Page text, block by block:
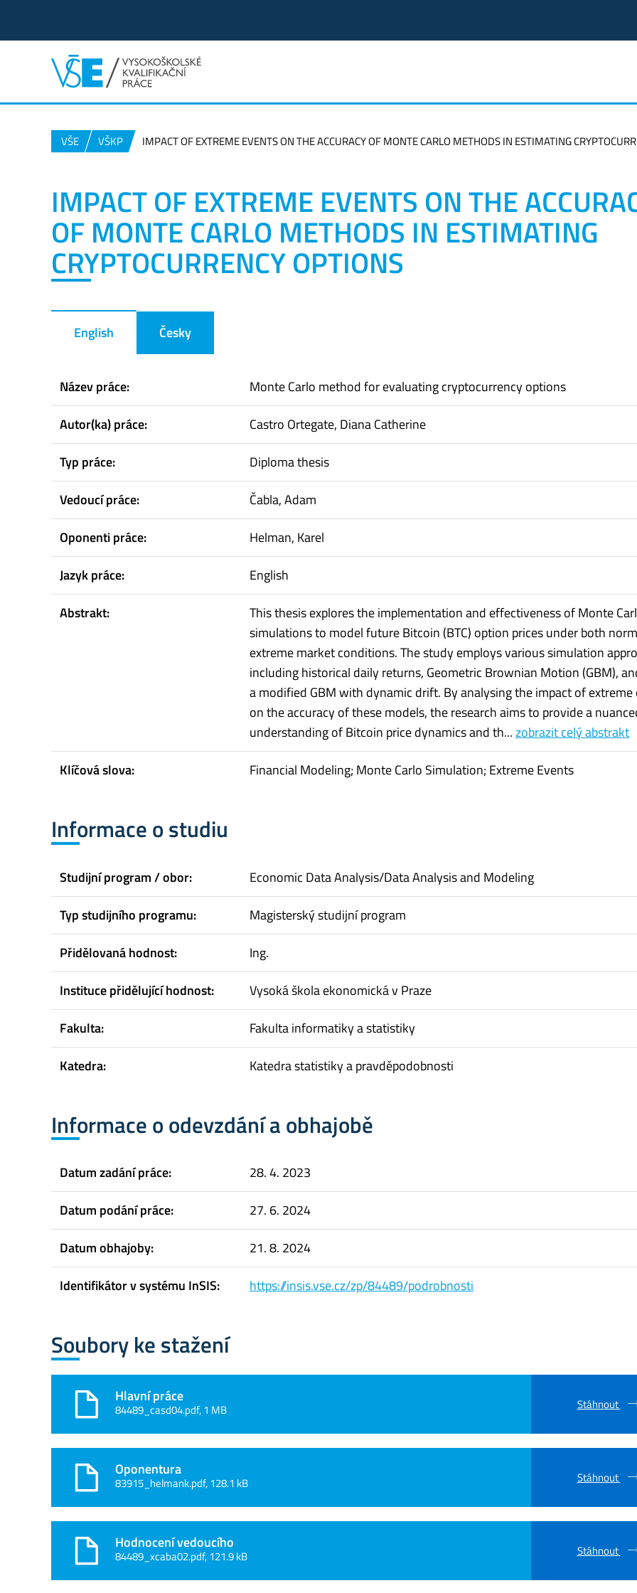
VŠE VŠKP IMPACT OF EXTREME EVENTS ON THE ACCURACY OF MONTE CARLO METHODS IN ESTIMATING
IMPACT OF EXTREME EVENTS ON THE
OF MONTE CARLO METHODS IN ESTIMATING
CRYPTOCURRENCY OPTIONS
English Česky
Název práce:
Monte Carlo method for evaluating cryptocurrency options
Autor(ka) práce:
Castro Ortegate, Diana Catherine
Typ práce:
Diploma thesis
Vedoucí práce:
Čabla, Adam
Oponenti práce:
Helman, Karel
Jazyk práce:
English
Abstrakt:
This thesis explores the implementation and effectiveness of Monte
simulations to model future Bitcoin (BTC) option prices under both
extreme market conditions. The study employs various simulation
including historical daily returns, Geometric Brownian Motion (GBM),
a modified GBM with dynamic drift. By analysing the impact of extreme
on the accuracy of these models, the research aims to provide a
understanding of Bitcoin price dynamics and th...zobrazit celý abstrakt
Klíčová slova:
Financial Modeling; Monte Carlo Simulation; Extreme Events
Informace o studiu
Studijní program / obor:
Economic Data Analysis/Data Analysis and Modeling
Typ studijního programu:
Magisterský studijní program
Přidělovaná hodnost:
Ing.
Instituce přidělující hodnost:
Vysoká škola ekonomická v Praze
Fakulta:
Fakulta informatiky a statistiky
Katedra:
Katedra statistiky a pravděpodobnosti
Informace o odevzdání a obhajobě
Datum zadání práce:
28. 4. 2023
Datum podání práce:
27. 6. 2024
Datum obhajoby:
21. 8. 2024
Identifikátor v systému InSIS:
https://insis.vse.cz/zp/84489/podrobnosti
Soubory ke stažení
Hlavní práce
84489_casd04.pdf, 1 MB Stáhnout
Oponentura
83915_helmank.pdf, 128.1 kB Stáhnout
Hodnocení vedoucího
84489_xcaba02.pdf, 121.9 kB Stáhnout